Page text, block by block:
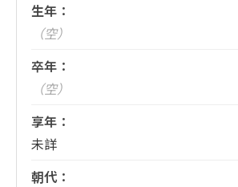
生年：
（空）
卒年：
（空）
享年：
未詳
朝代：